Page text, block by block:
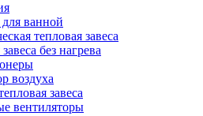
ванной
тепловая завеса
без нагрева
воздуха
завеса
вентиляторы